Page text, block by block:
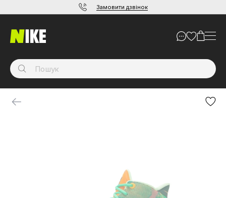
Замовити дзвінок